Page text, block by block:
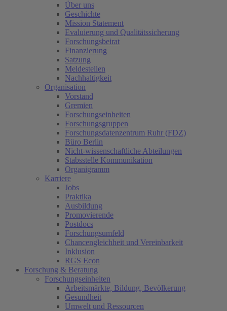
Über uns
Geschichte
Mission Statement
Evaluierung und Qualitätssicherung
Forschungsbeirat
Finanzierung
Satzung
Meldestellen
Nachhaltigkeit
Organisation
Vorstand
Gremien
Forschungseinheiten
Forschungsgruppen
Forschungsdatenzentrum Ruhr (FDZ)
Büro Berlin
Nicht-wissenschaftliche Abteilungen
Stabsstelle Kommunikation
Organigramm
Karriere
Jobs
Praktika
Ausbildung
Promovierende
Postdocs
Forschungsumfeld
Chancengleichheit und Vereinbarkeit
Inklusion
RGS Econ
Forschung & Beratung
Forschungseinheiten
Arbeitsmärkte, Bildung, Bevölkerung
Gesundheit
Umwelt und Ressourcen